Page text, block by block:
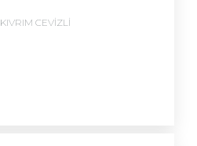
KIVRIM CEVİZLİ